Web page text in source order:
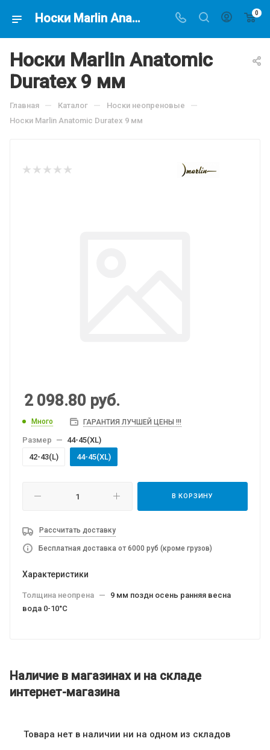
Носки Marlin Anatomic Duratex 9 мм, по цене 2098.8 руб, купить в интернет-магазине подводной охоты Водолаз.РФ в Москве. - 0
Носки Marlin Anatomic
Duratex 9 мм
Главная — Каталог — Носки неопреновые —
Носки Marlin Anatomic Duratex 9 мм
2 098.80 руб.
Много ГАРАНТИЯ ЛУЧШЕЙ ЦЕНЫ !!!
Размер — 44-45(XL)
42-43(L)
44-45(XL)
В КОРЗИНУ
Рассчитать доставку
Бесплатная доставка от 6000 руб (кроме грузов)
Характеристики
Толщина неопрена —
9 мм поздн осень ранняя весна
вода 0-10°C
Наличие в магазинах и на складе
интернет-магазина
Товара нет в наличии ни на одном из складов